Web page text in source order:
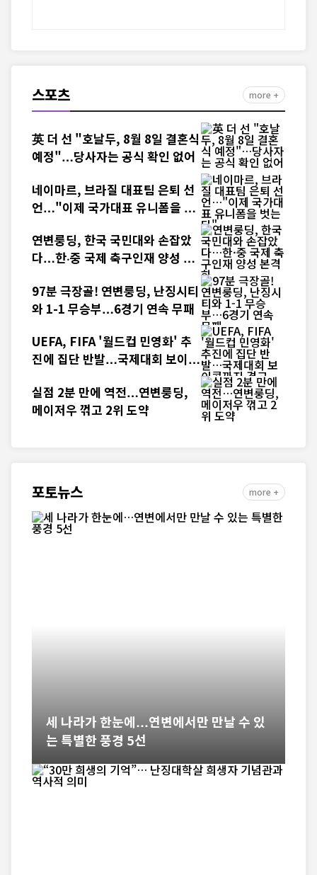
스포츠 more +
英 더 선 "호날두, 8월 8일 결혼식
예정"…당사자는 공식 확인 없어
네이마르, 브라질 대표팀 은퇴 선
언…"이제 국가대표 유니폼을 벗
연변룽딩, 한국 국민대와 손잡았
다…한·중 국제 축구인재 양성 본
97분 극장골! 연변룽딩, 난징시티
와 1-1 무승부…6경기 연속 무패
UEFA, FIFA '월드컵 민영화' 추
진에 집단 반발…국제대회 보이콧
실점 2분 만에 역전…연변룽딩,
메이저우 꺾고 2위 도약
포토뉴스 more +
세 나라가 한눈에…연변에서만 만날 수 있
는 특별한 풍경 5선